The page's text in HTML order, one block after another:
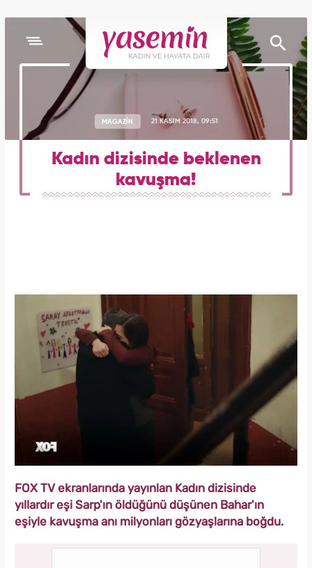
MAGAZİN 21 KASIM 2018, 09:51
Kadın dizisinde beklenen
kavuşma!
FOX TV ekranlarında yayınlan Kadın dizisinde
yıllardır eşi Sarp'ın öldüğünü düşünen Bahar'ın
eşiyle kavuşma anı milyonları gözyaşlarına boğdu.